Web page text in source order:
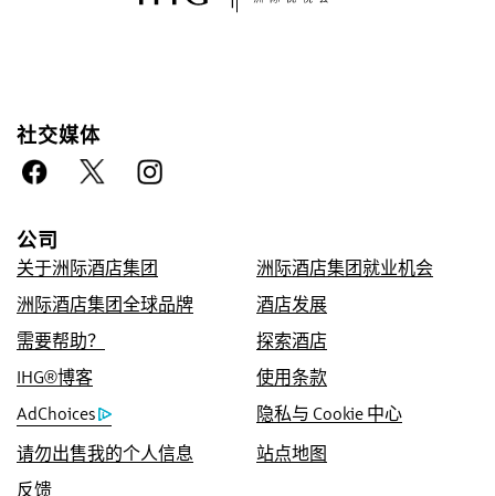
社交媒体
公司
关于洲际酒店集团
洲际酒店集团就业机会
洲际酒店集团全球品牌
酒店发展
需要帮助？
探索酒店
IHG®博客
使用条款
AdChoices
隐私与 Cookie 中心
请勿出售我的个人信息
站点地图
反馈
优惠价格保证
我们承诺为您提供在线预订的优惠房价，如您发
现其他渠道的更低价，我们将采用该价格，并赠
送您 IHG® One Rewards 优悦会五倍积分，积
分上限为 40,000 点。
在线预订保证
我们保证您成功预订。
不收取任何预订费用
很多旅游网站每次帮助客户预订客房时，都默认